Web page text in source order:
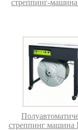
стреппинг-машина
стреппинг машина